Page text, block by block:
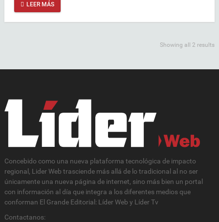
LEER MÁS
Showing all 2 results
Concebido como una nueva plataforma tecnológica de impacto
regional, Lider Web trasciende más allá de lo tradicional al no ser
únicamente una nueva página de internet, sino más bien un portal
con información al día que integra a los diferentes medios que
conforman El Grande Editorial: Líder Web y Líder Tv
Contactanos: